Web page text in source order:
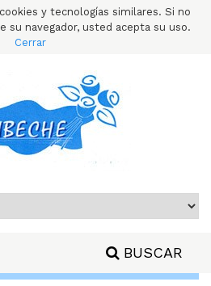
y tecnologías similares. Si no
su navegador, usted acepta su uso.
Cerrar
BUSCAR